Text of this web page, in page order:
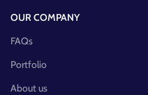
OUR COMPANY
FAQs
Portfolio
About us